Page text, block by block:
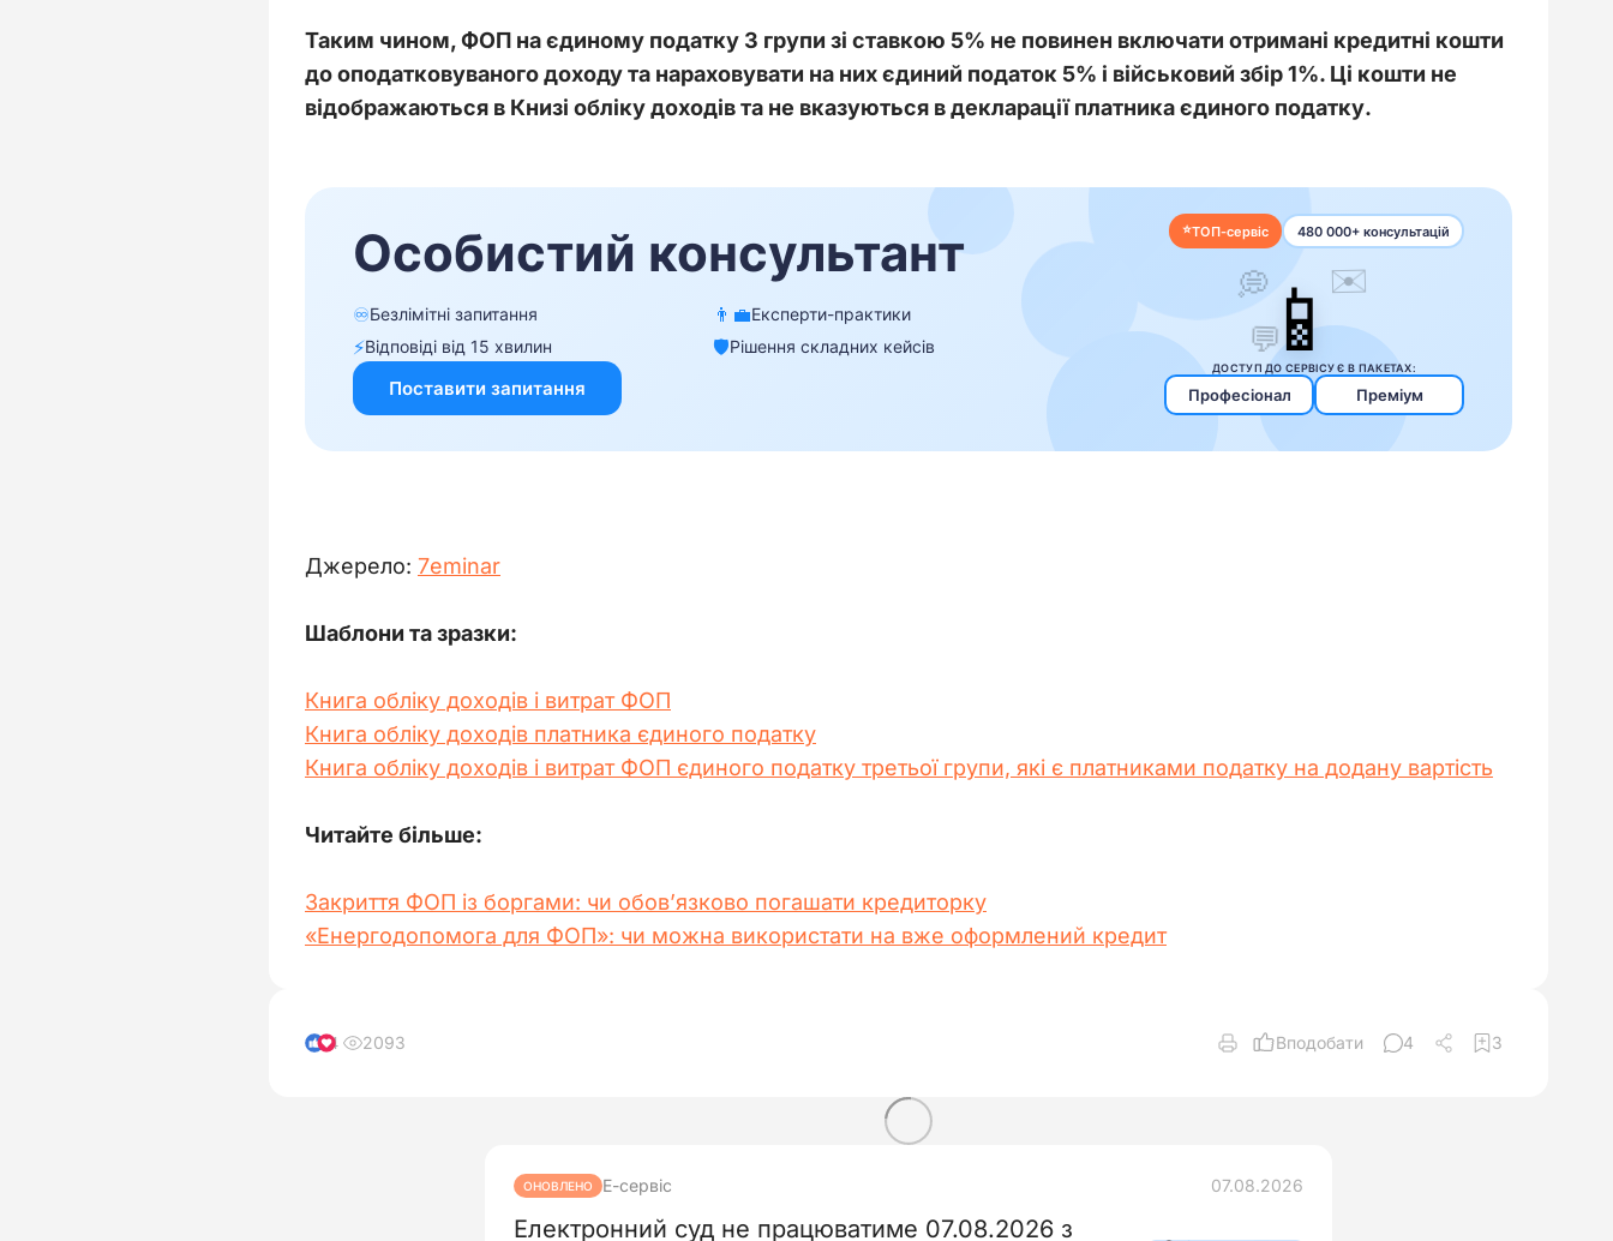
Таким чином, ФОП на єдиному податку 3 групи зі ставкою 5% не повинен включати отримані кредитні кошти
до оподатковуваного доходу та нараховувати на них єдиний податок 5% і військовий збір 1%. Ці кошти не
відображаються в Книзі обліку доходів та не вказуються в декларації платника єдиного податку.
Джерело: 7еminar
Шаблони та зразки:
Книга обліку доходів і витрат ФОП
Книга обліку доходів платника єдиного податку
Книга обліку доходів і витрат ФОП єдиного податку третьої групи, які є платниками податку на додану вартість
Читайте більше:
Закриття ФОП із боргами: чи обов’язково погашати кредиторку
«Енергодопомога для ФОП»: чи можна використати на вже оформлений кредит
4 2093 Вподобати 4 3
ОНОВЛЕНО Е-сервіс 07.08.2026
Електронний суд не працюватиме 07.08.2026 з